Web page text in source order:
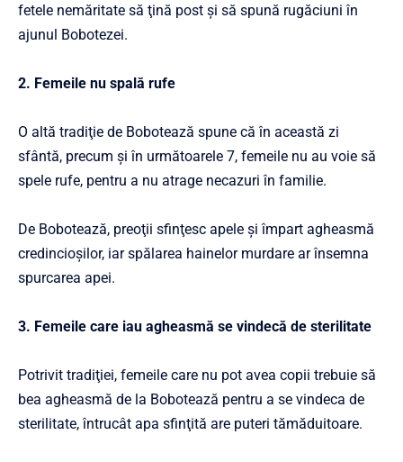
fetele nemăritate să ţină post şi să spună rugăciuni în
ajunul Bobotezei.
2. Femeile nu spală rufe
O altă tradiţie de Bobotează spune că în această zi
sfântă, precum şi în următoarele 7, femeile nu au voie să
spele rufe, pentru a nu atrage necazuri în familie.
De Bobotează, preoţii sfinţesc apele şi împart agheasmă
credincioşilor, iar spălarea hainelor murdare ar însemna
spurcarea apei.
3. Femeile care iau agheasmă se vindecă de sterilitate
Potrivit tradiţiei, femeile care nu pot avea copii trebuie să
bea agheasmă de la Bobotează pentru a se vindeca de
sterilitate, întrucât apa sfinţită are puteri tămăduitoare.